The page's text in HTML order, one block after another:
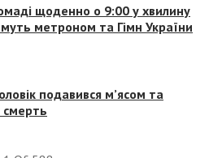
щоденно о 9:00 у хвилину
метроном та Гімн України
подавився м’ясом та
смерть